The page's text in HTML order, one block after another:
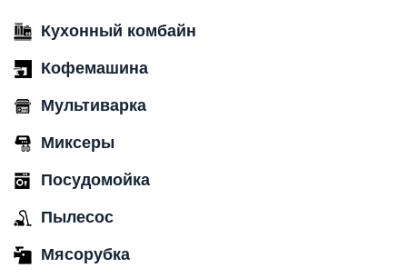
Кухонный комбайн
Кофемашина
Мультиварка
Миксеры
Посудомойка
Пылесос
Мясорубка